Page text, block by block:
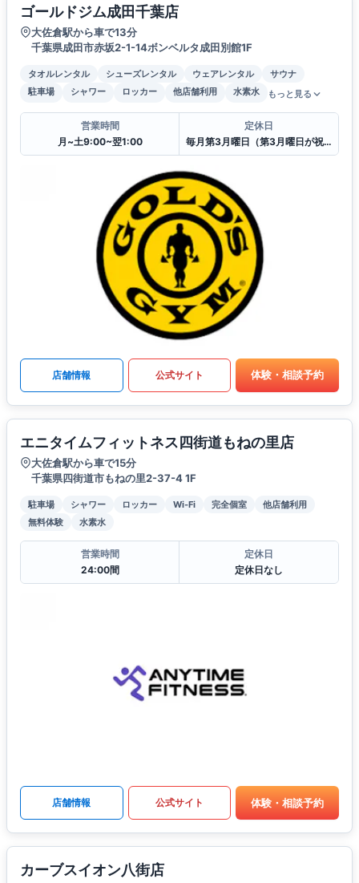
ゴールドジム成田千葉店
大佐倉駅から車で13分
千葉県成田市赤坂2-1-14ボンベルタ成田別館1F
タオルレンタル シューズレンタル ウェアレンタル
サウナ
駐車場
シャワー ロッカー 他店舗利用 水素水 もっと見る
営業時間
月~土9:00~翌1:00
定休日
毎月第3月曜日（第3月曜日が祝日の場合は祝日営業を行い第2月曜日を振替休館）
店舗情報 公式サイト 体験・相談予約
エニタイムフィットネス四街道もねの里店
大佐倉駅から車で15分
千葉県四街道市もねの里2-37-4 1F
駐車場 シャワー ロッカー Wi-Fi 完全個室
他店舗利用
無料体験
水素水
営業時間
24:00間
定休日
定休日なし
店舗情報 公式サイト 体験・相談予約
カーブスイオン八街店